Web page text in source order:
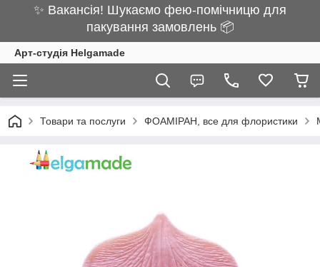
✨ Вакансія! Шукаємо фею-помічницю для
пакування замовлень 📦
Арт-студія Helgamade
Товари та послуги ФОАМІРАН, все для флористики